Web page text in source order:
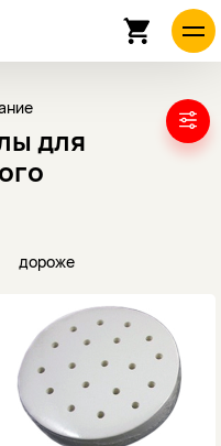
для
дороже